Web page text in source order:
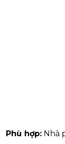
Phù hợp: Nhà